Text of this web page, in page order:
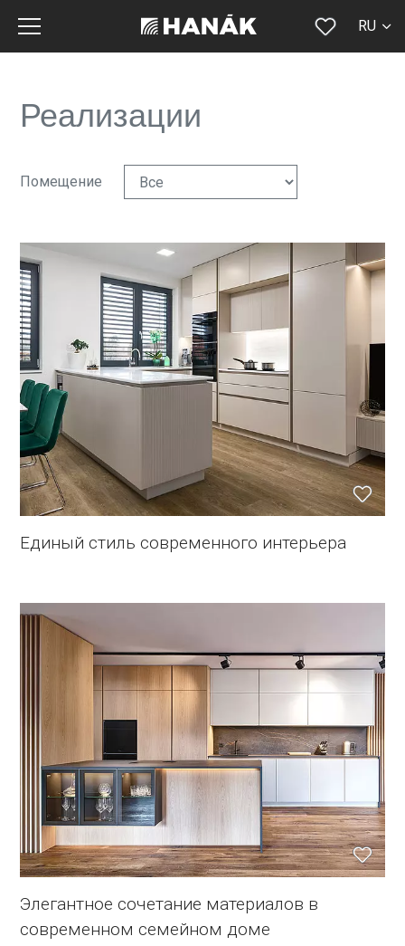
RU
Реализации
Помещение
Единый стиль современного интерьера
Элегантное сочетание материалов в
современном семейном доме